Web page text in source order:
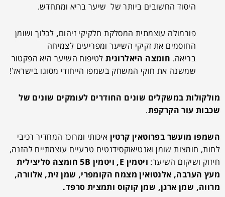
היסוד החשובים ביותר של שיער בריא ומתחדש.
פורמולה עוצמתית המסלקת חלקיקי זיהום, לכלוך ושומן
החוסמים את זקיקי השיער ומפריעים לצמיחה
בריאה. חומצה היאלרוניתלטיפוח השיער היא הפקטור
שמשנה את חוקי המשחק בשמפו הייחודי מסוגו בישראל!
מולקולות במשקלים שונים החודרים לעומקים שונים של
שכבות עור הקרקפת.
השמפו מועשר בפרוטאין קרטין איכותי ומרוכז המחדיר רכיבי
לחות, חומצות שומן ואנטיאוקסידנטים טבעיים עוצמתיים להזנה,
חיזוק ושיקום השיער: ויטמין E, ויטמין 5 B חומצה סליצילית
מעץ הערבה, אלנטואין מצמח הקומפרי, שמן זית, אלוורה,
מרווה, שמן ארגן, שמן קוקוס ותמצית סרפד.